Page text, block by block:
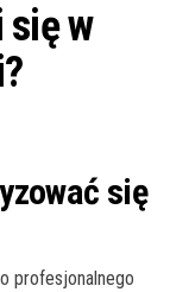
w
się
profesjonalnego